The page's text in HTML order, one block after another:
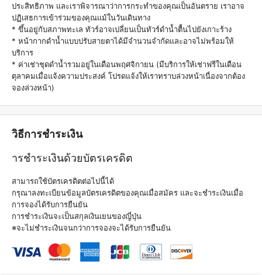
ประสิทธิภาพ และเราพิจารณาว่าการกระทำของคุณเป็นอันตราย เราอาจ
ปฏิเสธการเข้าร่วมของคุณแม้ในวันเดินทาง
* ขึ้นอยู่กับสภาพทะเล ทัวร์อาจเปลี่ยนเป็นทัวร์ดำน้ำตื้นไปยังเกาะร้าง
* หน้ากากดำน้ำแบบปรับสายตาได้มีจำนวนจำกัดและอาจไม่พร้อมให้
บริการ
* ค่าเช่าชุดดำน้ำรวมอยู่ในเดือนพฤศจิกายน (มีบริการให้เช่าฟรีในเดือน
ตุลาคมเมื่อแจ้งความประสงค์ โปรดแจ้งให้เราทราบล่วงหน้าเนื่องจากต้อง
จองล่วงหน้า)
วิธีการชำระเงิน
ารชำระเงินด้วยบัตรเครดิต
สามารถใช้บัตรเครดิตต่อไปนี้ได้
กรุณาลงทะเบียนข้อมูลบัตรเครดิตของคุณเมื่อสมัคร และจะชำระเงินเมื่อ
การจองได้รับการยืนยัน
การชำระเงินจะเป็นสกุลเงินเยนของญี่ปุ่น
※จะไม่ชำระเงินจนกว่าการจองจะได้รับการยืนยัน